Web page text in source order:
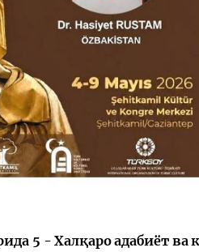
5 - Халқаро адабиёт